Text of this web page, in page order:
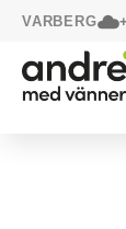
VARBERG